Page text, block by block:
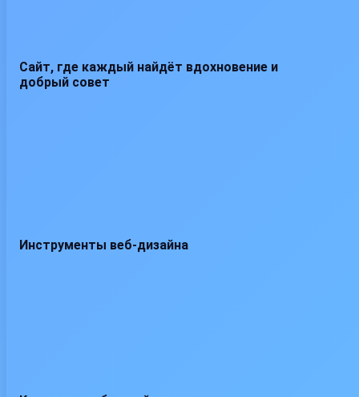
Сайт, где каждый найдёт вдохновение и
добрый совет
Инструменты веб-дизайна